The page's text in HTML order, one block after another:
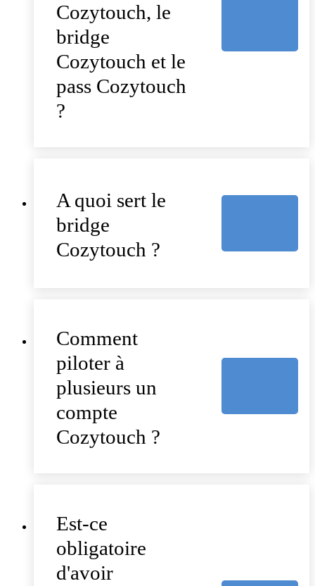
Cozytouch, le
bridge
Cozytouch et le
pass Cozytouch
?
A quoi sert le
bridge
Cozytouch ?
Comment
piloter à
plusieurs un
compte
Cozytouch ?
Est-ce
obligatoire
d'avoir